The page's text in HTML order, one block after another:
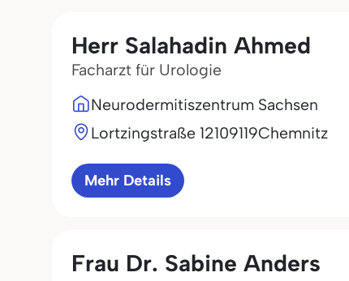
Herr Salahadin Ahmed
Facharzt für Urologie
Neurodermitiszentrum Sachsen
Lortzingstraße 12109119Chemnitz
Mehr Details
Frau Dr. Sabine Anders